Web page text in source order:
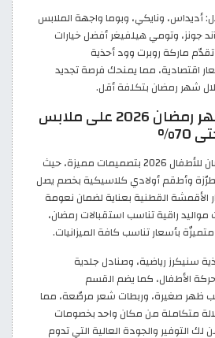
أديداس، ونايكي، وبوما واجهة الملابس
آند جونز، وتومي هيلفيغر أفضل خيارات
ماركة روبرت وود أحذية
اقتصادية، مما يمنحك فرصة تجديد
شهر رمضان بتكلفة أقل.
عروض نمشي شهر رمضان 2026 على ملابس
تتألّق عروض نمشي رمضان للأطفال 2026 بتصميمات مميزة، حيث
وأطقم أولادي كلاسيكية بخصم يصل
الأقمشة القطنية بعناية لضمان نعومة
راقية تناسب استقبالات رمضان،
بأسعار تناسب كافة الميزانيات.
سنيكرز رياضية، وصنادل جلدية
الأطفال، كما يضم القسم
ظهر صغيرة، وربطات شعر مرصّعة، مما
متكاملة من مكان واحد بخصومات
تضمن لك التوفير والجودة العالية التي تدوم